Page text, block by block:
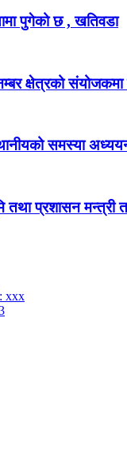
पुगेको छ , खतिवडा
क्षेत्रको
समस्या
तथा प्रशासन मन्त्री
xxx